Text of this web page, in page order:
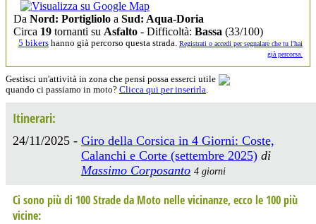
Da Nord: Portigliolo a Sud: Aqua-Doria
Circa 19 tornanti su Asfalto - Difficoltà: Bassa (33/100)
5 bikers hanno già percorso questa strada. Registrati o accedi per segnalare che tu l'hai
già percorsa.
Gestisci un'attività in zona che pensi possa esserci utile
quando ci passiamo in moto? Clicca qui per inserirla.
Itinerari:
24/11/2025 - Giro della Corsica in 4 Giorni: Coste,
Calanchi e Corte (settembre 2025) di
Massimo Corposanto 4 giorni
Ci sono più di 100 Strade da Moto nelle vicinanze, ecco le 100 più
vicine: